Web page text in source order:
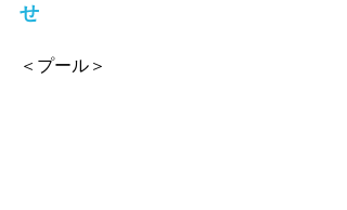
せ
＜プール＞